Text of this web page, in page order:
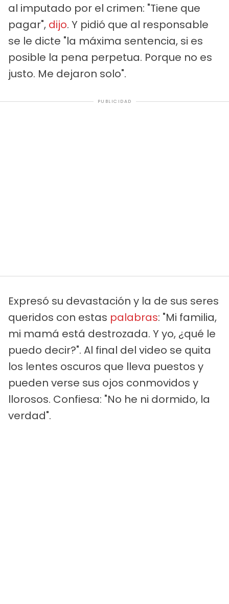
al imputado por el crimen: "Tiene que
pagar", dijo. Y pidió que al responsable
se le dicte "la máxima sentencia, si es
posible la pena perpetua. Porque no es
justo. Me dejaron solo".
PUBLICIDAD
Expresó su devastación y la de sus seres
queridos con estas palabras: "Mi familia,
mi mamá está destrozada. Y yo, ¿qué le
puedo decir?". Al final del video se quita
los lentes oscuros que lleva puestos y
pueden verse sus ojos conmovidos y
llorosos. Confiesa: "No he ni dormido, la
verdad".